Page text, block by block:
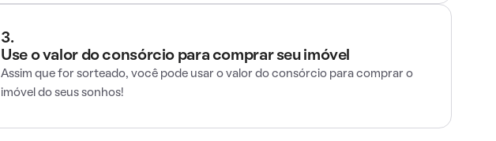
3.
Use o valor do consórcio para comprar seu imóvel
Assim que for sorteado, você pode usar o valor do consórcio para comprar o
imóvel do seus sonhos!